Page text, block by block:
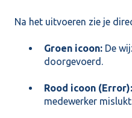
Na het uitvoeren zie je
Groen icoon: De
doorgevoerd.
Rood icoon (Error):
medewerker